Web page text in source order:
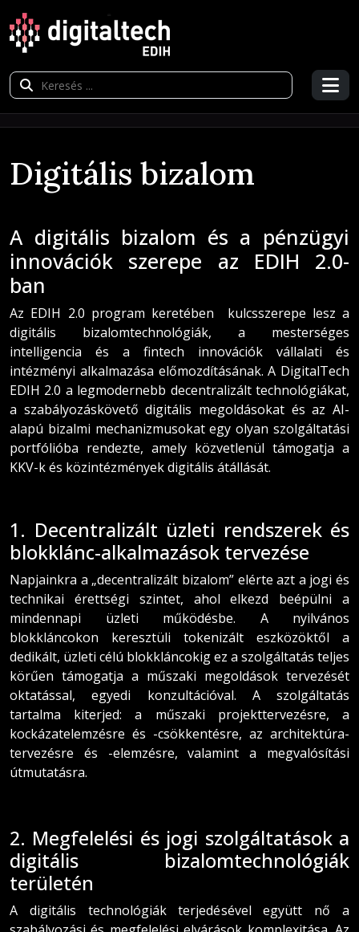
Digitális bizalom
A digitális bizalom és a pénzügyi
innovációk szerepe az EDIH 2.0-
ban
Az EDIH 2.0 program keretében kulcsszerepe lesz a
digitális bizalomtechnológiák, a mesterséges
intelligencia és a fintech innovációk vállalati és
intézményi alkalmazása előmozdításának. A DigitalTech
EDIH 2.0 a legmodernebb decentralizált technológiákat,
a szabályozáskövető digitális megoldásokat és az AI-
alapú bizalmi mechanizmusokat egy olyan szolgáltatási
portfólióba rendezte, amely közvetlenül támogatja a
KKV-k és közintézmények digitális átállását.
1. Decentralizált üzleti rendszerek és
blokklánc-alkalmazások tervezése
Napjainkra a „decentralizált bizalom” elérte azt a jogi és
technikai érettségi szintet, ahol elkezd beépülni a
mindennapi üzleti működésbe. A nyilvános
blokkláncokon keresztüli tokenizált eszközöktől a
dedikált, üzleti célú blokkláncokig ez a szolgáltatás teljes
körűen támogatja a műszaki megoldások tervezését
oktatással, egyedi konzultációval. A szolgáltatás
tartalma kiterjed: a műszaki projekttervezésre, a
kockázatelemzésre és -csökkentésre, az architektúra-
tervezésre és -elemzésre, valamint a megvalósítási
útmutatásra.
2. Megfelelési és jogi szolgáltatások a
digitális bizalomtechnológiák
területén
A digitális technológiák terjedésével együtt nő a